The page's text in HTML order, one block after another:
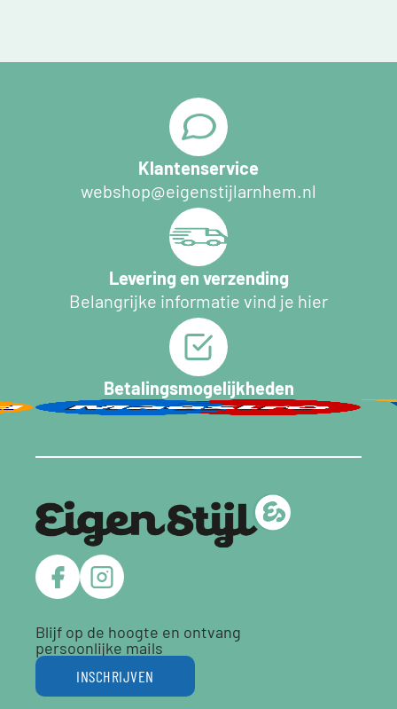
Klantenservice
webshop@eigenstijlarnhem.nl
Levering en verzending
Belangrijke informatie vind je hier
Betalingsmogelijkheden
Blijf op de hoogte en ontvang
persoonlijke mails
INSCHRIJVEN